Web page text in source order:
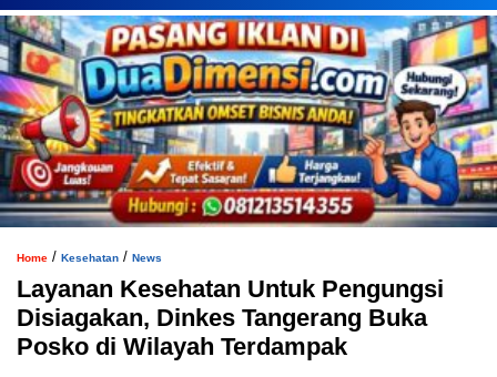
Home / Kesehatan / News
Layanan Kesehatan Untuk Pengungsi
Disiagakan, Dinkes Tangerang Buka
Posko di Wilayah Terdampak